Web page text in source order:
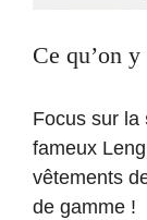
Ce qu’on
Focus sur la
fameux
vêtements
de gamme !